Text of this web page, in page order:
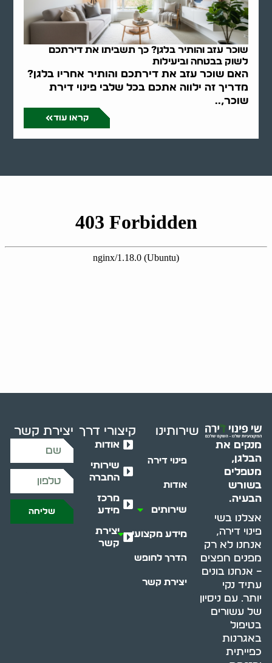
שוכר עזב והותיר בלגן? כך תשביתו את דירתכם
לשוק בבטחה וביעילות
האם שוכר עזב את דירתכם והותיר אחריו בלגן?
מדריך זה ילווה אתכם בכל שלבי פינוי דירת
שוכר,..
קראו עוד
מנקים את
הבלגן,
מטפלים
בשורש
הבעיה.
אצלנו בשי
פינוי דירה,
אנחנו לא רק
מפנים חפצים
– אנחנו בונים
עתיד נקי
יותר. עם ניסיון
של עשורים
בטיפול
באגרנות
כפייתית
שירותינו
פינוי דירה
אודות
שירותים
מידע מקצועי
הדרך לחופש
יצירת קשר
קיצורי דרך
אודות
שירותי
החברה
מרכז
מידע
יצירת
קשר
יצירת קשר
שליחה